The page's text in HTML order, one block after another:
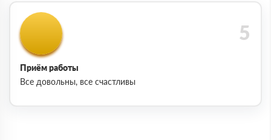
Приём работы
Все довольны, все счастливы